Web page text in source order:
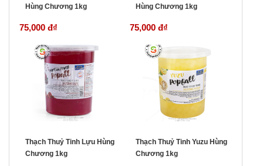
Hùng Chương 1kg
75,000 đ₫
Hùng Chương 1kg
75,000 đ₫
Thạch Thuỷ Tinh Lựu Hùng
Chương 1kg
Thạch Thuỷ Tinh Yuzu Hùng
Chương 1kg